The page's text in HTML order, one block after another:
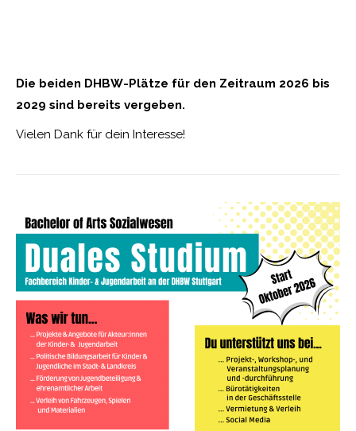
Die beiden DHBW-Plätze für den Zeitraum 2026 bis
2029 sind bereits vergeben.
Vielen Dank für dein Interesse!